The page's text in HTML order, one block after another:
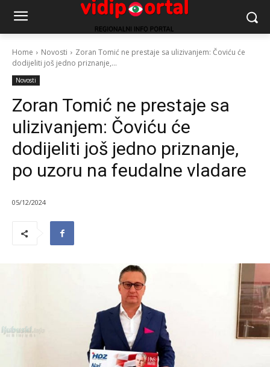
Home Novosti
Zoran Tomić ne prestaje sa ulizivanjem: Čoviću će
dodijeliti još jedno priznanje,...
Novosti
Zoran Tomić ne prestaje sa
ulizivanjem: Čoviću će
dodijeliti još jedno priznanje,
po uzoru na feudalne vladare
05/12/2024